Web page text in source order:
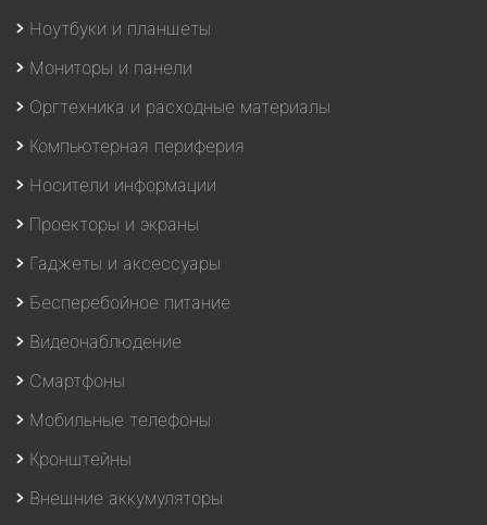
Ноутбуки и планшеты
Мониторы и панели
Оргтехника и расходные материалы
Компьютерная периферия
Носители информации
Проекторы и экраны
Гаджеты и аксессуары
Бесперебойное питание
Видеонаблюдение
Смартфоны
Мобильные телефоны
Кронштейны
Внешние аккумуляторы